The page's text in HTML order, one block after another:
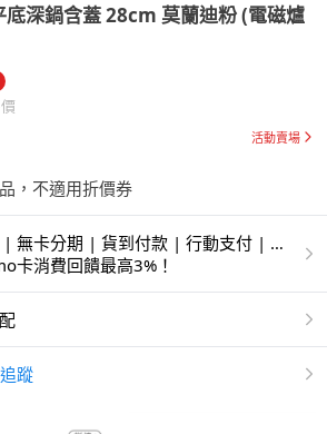
深鍋含蓋 28cm 莫蘭迪粉 (電磁爐
活動賣場
，不適用折價券
| 無卡分期 | 貨到付款 | 行動支付 | 超
| ATM | 銀聯卡
卡消費回饋最高3%！
追蹤